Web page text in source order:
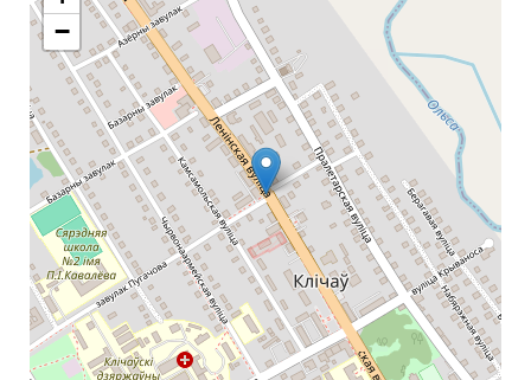
−
вашем устройстве, если они абсолютно необходимы
для функционирования этого сайта. В отношении всех
остальных типов файлов «куки» необходимо
получить ваше разрешение. Этот сайт использует
разные типы файлов «куки». Некоторые файлы «куки»
размещаются сторонними сервисами,
отображаемыми на наших страницах.
Вы можете в любое время изменить или отозвать
свое согласие сПолитика в отношении обработки
файлов cookie
на нашем сайте.
В случае дачи согласия с обработкой целевых Куки,
подробнее о порядке их обработки можно
ознакомиться по ссылкеОбработка целевых куки.
Узнайте подробнее из нашейПолитики обработки